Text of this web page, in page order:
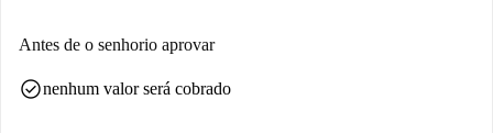
vibrantes pontos turísticos da cidade.
Antes de o senhorio aprovar
check_circlenenhum valor será cobrado